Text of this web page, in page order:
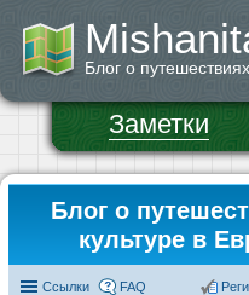
Блог о
Заметки
Блог о
культуре в
Ссылки FAQ